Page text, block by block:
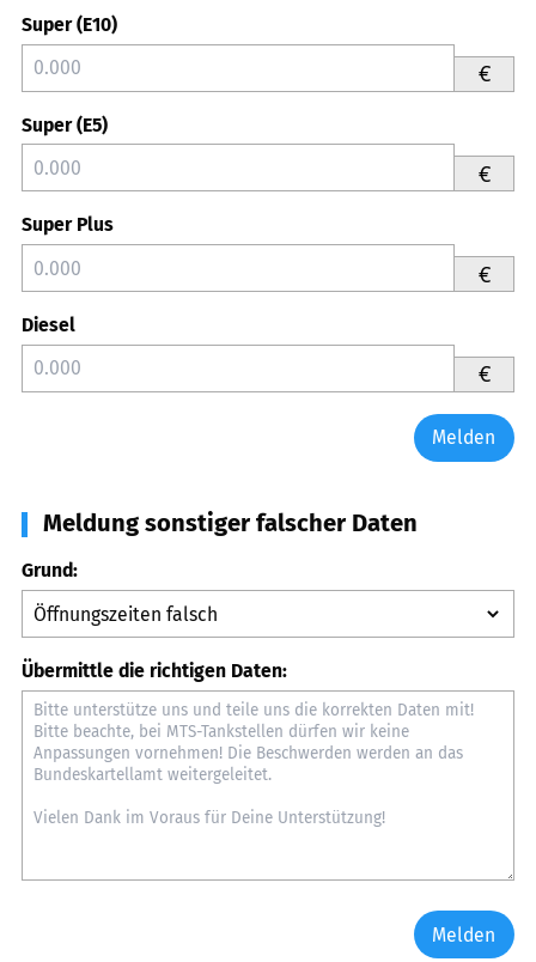
Super (E10)
€
Super (E5)
€
Super Plus
€
Diesel
€
Melden
Meldung sonstiger falscher Daten
Grund:
Übermittle die richtigen Daten:
Melden